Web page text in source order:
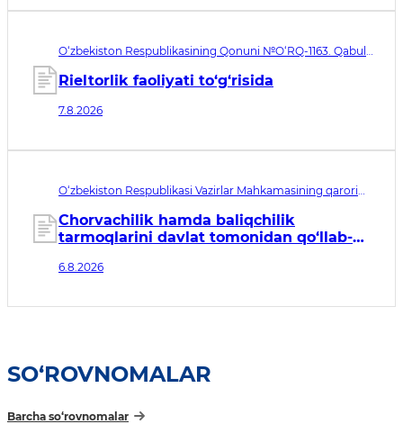
O‘zbekiston Respublikasining Qonuni №O‘RQ-1163. Qabul
Rieltorlik faoliyati to‘g‘risida
7.8.2026
O‘zbekiston Respublikasi Vazirlar Mahkamasining qarori
sanasi 07.08.2026
Chorvachilik hamda baliqchilik
tarmoqlarini davlat tomonidan qo‘llab-
tadbirlari to‘g‘risida
6.8.2026
SO‘ROVNOMALAR
Barcha so‘rovnomalar